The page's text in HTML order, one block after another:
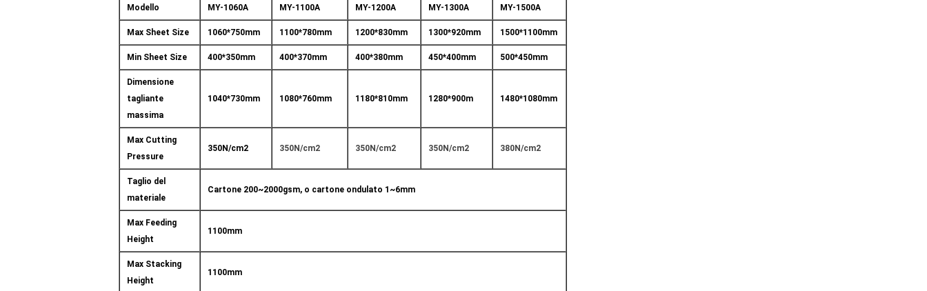
Modello MY-1060A MY-1100A MY-1200A MY-1300A MY-1500A
Max Sheet Size 1060*750mm 1100*780mm 1200*830mm 1300*920mm 1500*1100mm
Min Sheet Size 400*350mm 400*370mm 400*380mm 450*400mm 500*450mm
Dimensione
tagliante
massima
1040*730mm 1080*760mm 1180*810mm 1280*900m 1480*1080mm
Max Cutting
Pressure
350N/cm2 350N/cm2 350N/cm2 350N/cm2 380N/cm2
Taglio del
materiale
Cartone 200~2000gsm, o cartone ondulato 1~6mm
Max Feeding
Height
1100mm
Max Stacking
Height
1100mm